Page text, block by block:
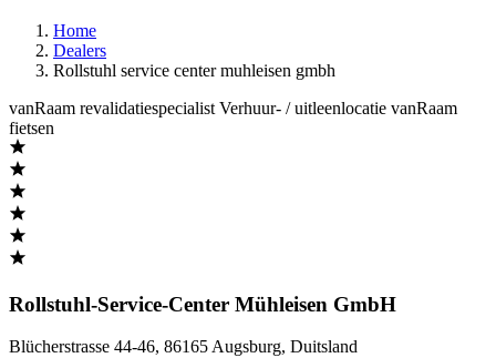
Home
Dealers
Rollstuhl service center muhleisen gmbh
vanRaam revalidatiespecialist Verhuur- / uitleenlocatie vanRaam
fietsen
Rollstuhl-Service-Center Mühleisen GmbH
Blücherstrasse 44-46, 86165 Augsburg, Duitsland